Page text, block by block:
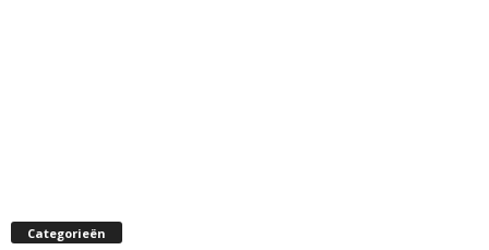
Categorieën